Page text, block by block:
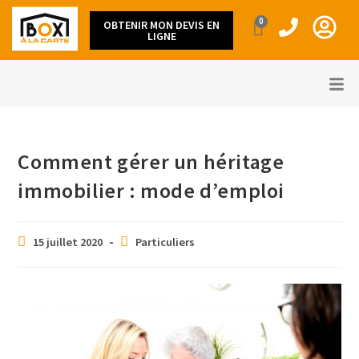
OBTENIR MON DEVIS EN
LIGNE
0
Comment gérer un héritage
immobilier : mode d’emploi
15 juillet 2020 Particuliers